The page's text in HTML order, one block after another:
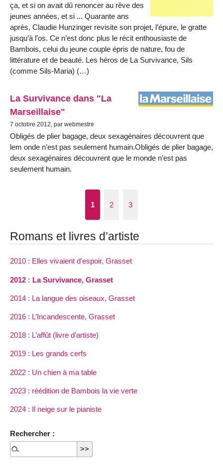
ça, et si on avait dû renoncer au rêve des
jeunes années, et si ... Quarante ans
après, Claudie Hunzinger revisite son projet, l’épure, le gratte
jusqu’à l’os. Ce n’est donc plus le récit enthousiaste de
Bambois, celui du jeune couple épris de nature, fou de
littérature et de beauté. Les héros de La Survivance, Sils
(comme Sils-Maria) (…)
La Survivance dans "La
Marseillaise"
7 octobre 2012, par webmestre
Obligés de plier bagage, deux sexagénaires découvrent que
lem onde n’est pas seulement humain.Obligés de plier bagage,
deux sexagénaires découvrent que le monde n’est pas
seulement humain.
1 2 3
Romans et livres d’artiste
2010 : Elles vivaient d’espoir, Grasset
2012 : La Survivance, Grasset
2014 : La langue des oiseaux, Grasset
2016 : L’Incandescente, Grasset
2018 : L’affût (livre d’artiste)
2019 : Les grands cerfs
2022 : Un chien à ma table
2023 : réédition de Bambois la vie verte
2024 : Il neige sur le pianiste
Rechercher :